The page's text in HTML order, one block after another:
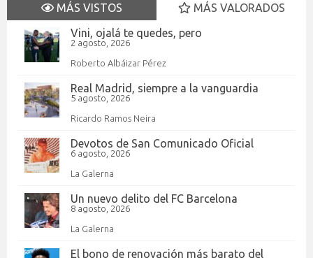
MÁS VISTOS
MÁS VALORADOS
Vini, ojalá te quedes, pero
2 agosto, 2026
Roberto Albáizar Pérez
Real Madrid, siempre a la vanguardia
5 agosto, 2026
Ricardo Ramos Neira
Devotos de San Comunicado Oficial
6 agosto, 2026
La Galerna
Un nuevo delito del FC Barcelona
8 agosto, 2026
La Galerna
El bono de renovación más barato del